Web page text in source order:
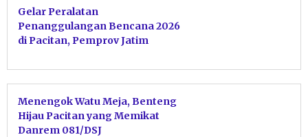
Gelar Peralatan
Penanggulangan Bencana 2026
di Pacitan, Pemprov Jatim
Personel
Menengok Watu Meja, Benteng
Hijau Pacitan yang Memikat
Danrem 081/DSJ